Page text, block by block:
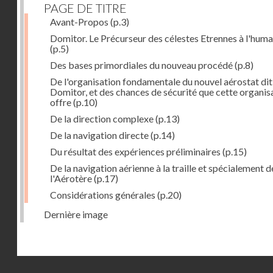
PAGE DE TITRE
Avant-Propos (p.3)
Domitor. Le Précurseur des célestes Etrennes à
(p.5)
Des bases primordiales du nouveau procédé(p.8)
De l'organisation fondamentale du nouvel aérostat dit
Domitor, et des chances de sécurité que cette
offre(p.10)
De la direction complexe(p.13)
De la navigation directe(p.14)
Du résultat des expériences préliminaires (p.15)
De la navigation aérienne à la traille et spécialement
l'Aérotère(p.17)
Considérations générales (p.20)
Dernière image